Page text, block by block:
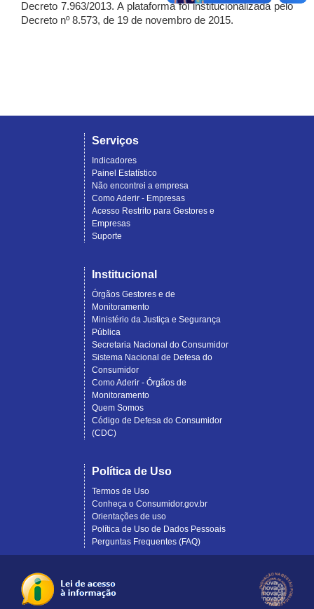
Decreto 7.963/2013. A plataforma foi institucionalizada pelo
Decreto nº 8.573, de 19 de novembro de 2015.
Serviços
Indicadores
Painel Estatístico
Não encontrei a empresa
Como Aderir - Empresas
Acesso Restrito para Gestores e
Empresas
Suporte
Institucional
Órgãos Gestores e de
Monitoramento
Ministério da Justiça e Segurança
Pública
Secretaria Nacional do Consumidor
Sistema Nacional de Defesa do
Consumidor
Como Aderir - Órgãos de
Monitoramento
Quem Somos
Código de Defesa do Consumidor
(CDC)
Política de Uso
Termos de Uso
Conheça o Consumidor.gov.br
Orientações de uso
Política de Uso de Dados Pessoais
Perguntas Frequentes (FAQ)